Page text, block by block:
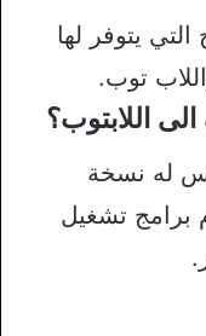
يتوفر لها
توب.
اللابتوب؟
له نسخة
برامج تشغيل